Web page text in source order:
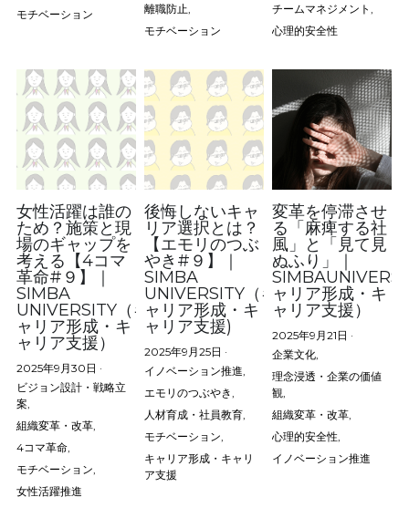
モチベーション
離職防止,
モチベーション
チームマネジメント,
心理的安全性
女性活躍は誰の
ため？施策と現
場のギャップを
考える【4コマ
革命#９】｜
SIMBA
UNIVERSITY（キ
ャリア形成・キ
ャリア支援）
2025年9月30日 ·
ビジョン設計・戦略立
案,
組織変革・改革,
4コマ革命,
モチベーション,
女性活躍推進
後悔しないキャ
リア選択とは？
【エモリのつぶ
やき#９】｜
SIMBA
UNIVERSITY（キ
ャリア形成・キ
ャリア支援)
2025年9月25日 ·
イノベーション推進,
エモリのつぶやき,
人材育成・社員教育,
モチベーション,
キャリア形成・キャリ
ア支援
変革を停滞させ
る「麻痺する社
風」と「見て見
ぬふり」｜
ャリア形成・キ
ャリア支援）
2025年9月21日 ·
企業文化,
理念浸透・企業の価値
観,
組織変革・改革,
心理的安全性,
イノベーション推進